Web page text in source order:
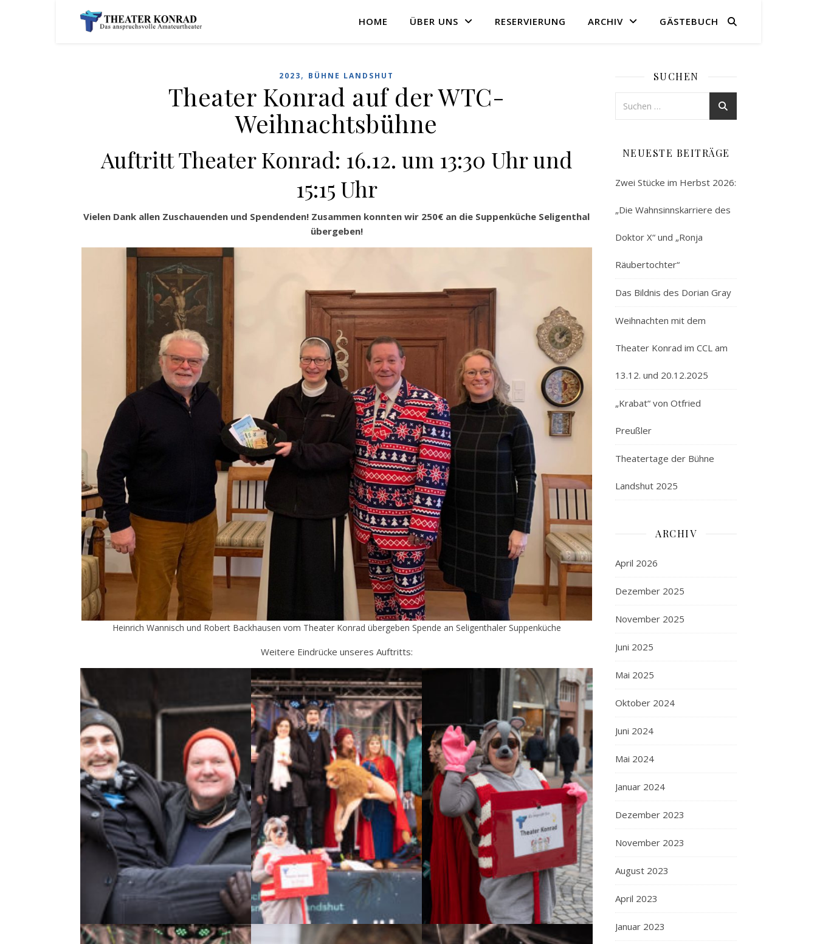
HOME ÜBER UNS RESERVIERUNG ARCHIV GÄSTEBUCH
2023, BÜHNE LANDSHUT
Theater Konrad auf der WTC-
Weihnachtsbühne
Auftritt Theater Konrad: 16.12. um 13:30 Uhr und
15:15 Uhr
Vielen Dank allen Zuschauenden und Spendenden! Zusammen konnten wir 250€ an die Suppenküche Seligenthal
übergeben!
Heinrich Wannisch und Robert Backhausen vom Theater Konrad übergeben Spende an Seligenthaler Suppenküche
Weitere Eindrücke unseres Auftritts:
SUCHEN
NEUESTE BEITRÄGE
Zwei Stücke im Herbst 2026:
„Die Wahnsinnskarriere des
Doktor X“ und „Ronja
Räubertochter“
Das Bildnis des Dorian Gray
Weihnachten mit dem
Theater Konrad im CCL am
13.12. und 20.12.2025
„Krabat“ von Otfried
Preußler
Theatertage der Bühne
Landshut 2025
ARCHIV
April 2026
Dezember 2025
November 2025
Juni 2025
Mai 2025
Oktober 2024
Juni 2024
Mai 2024
Januar 2024
Dezember 2023
November 2023
August 2023
April 2023
Januar 2023